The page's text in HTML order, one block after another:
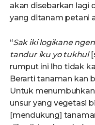
akan disebarkan lagi
yang ditanam petani
“Sak iki logikane
tandur iku yo tukhul
rumput ini lho tidak
Berarti tanaman kan
Untuk
unsur yang vegetasi
[mendukung]